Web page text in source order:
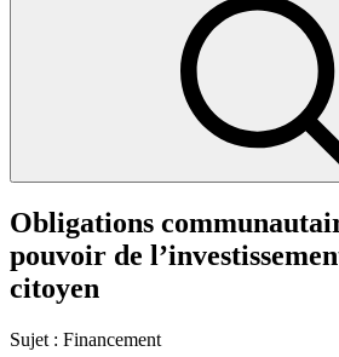
Obligations
pouvoir de
citoyen
Sujet : Financement